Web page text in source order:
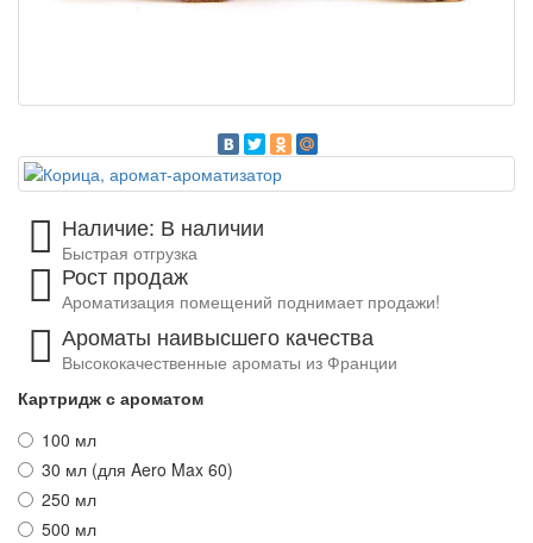
Наличие: В наличии
Быстрая отгрузка
Рост продаж
Ароматизация помещений поднимает продажи!
Ароматы наивысшего качества
Высококачественные ароматы из Франции
Картридж с ароматом
100 мл
30 мл (для Aero Max 60)
250 мл
500 мл